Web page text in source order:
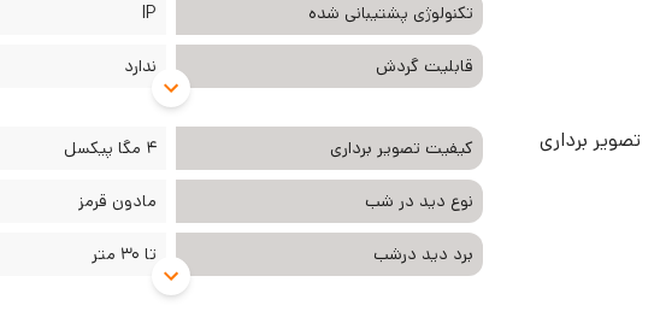
تکنولوژی پشتیبانی شده IP
قابلیت گردش ندارد
تصویر برداری کیفیت تصویر برداری 4 مگا پیکسل
نوع دید در شب مادون قرمز
برد دید درشب تا 30 متر